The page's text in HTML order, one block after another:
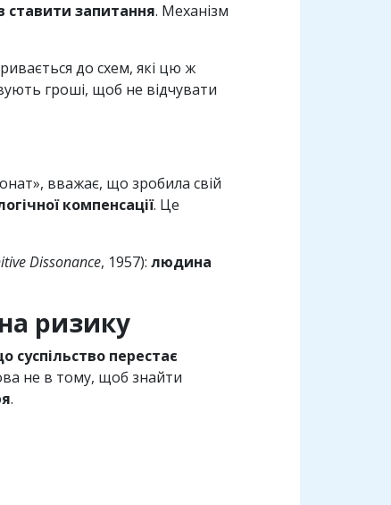
ставити запитання. Механізм
до схем, які цю ж
гроші, щоб не відчувати
вважає, що зробила свій
компенсації. Це
Dissonance, 1957): людина
ризику
суспільство перестає
не в тому, щоб знайти
.